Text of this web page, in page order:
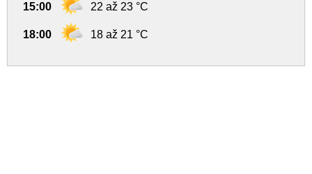
15:00 22 až 23 °C
18:00 18 až 21 °C